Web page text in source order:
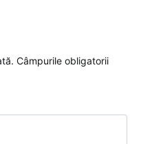
Câmpurile obligatorii